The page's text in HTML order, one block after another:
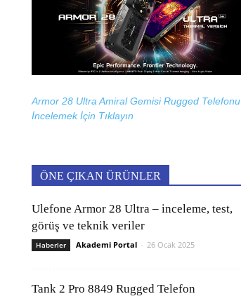
Armor 28 Ultra Amiral Gemisi Rugged Telefonu
İncelemek İçin Tıklayın
ÖNE ÇIKAN ÜRÜNLER
Ulefone Armor 28 Ultra – inceleme, test,
görüş ve teknik veriler
Haberler Akademi Portal - 26 Ocak 2025
Tank 2 Pro 8849 Rugged Telefon